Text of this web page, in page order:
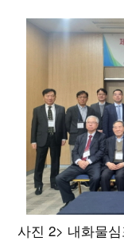
사진 2> 내화물